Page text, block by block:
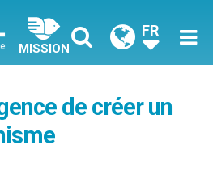
MISSION
FR
de créer un